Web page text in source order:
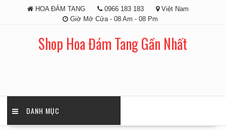
HOA ĐÁM TANG 0966 183 183
Việt Nam
Giờ Mở Cửa - 08 Am - 08 Pm
Shop Hoa Đám Tang Gần Nhất
DANH MỤC